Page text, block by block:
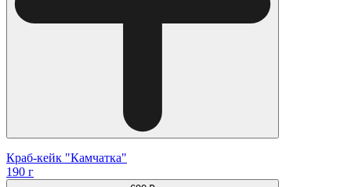
Краб-кейк "Камчатка"
190 г